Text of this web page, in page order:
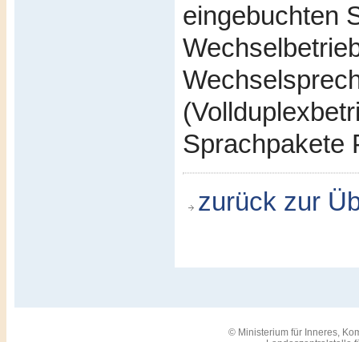
eingebuchten
Sprachpakete
zurück zur
© Ministerium für Inneres,